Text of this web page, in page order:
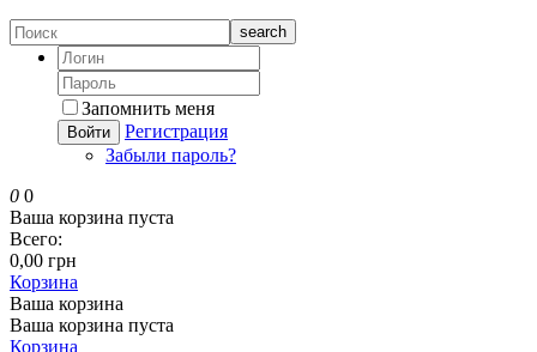
search
Запомнить меня
Войти
Регистрация
Забыли пароль?
0 0
Ваша корзина пуста
Всего:
0,00 грн
Корзина
Ваша корзина
Ваша корзина пуста
Корзина